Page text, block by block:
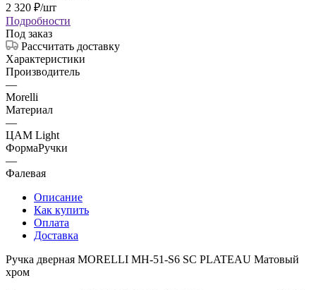
2 320 ₽/шт
Подробности
Под заказ
Рассчитать доставку
Характеристики
Производитель
—
Morelli
Материал
—
ЦАМ Light
ФормаРучки
—
Фалевая
Описание
Как купить
Оплата
Доставка
Ручка дверная MORELLI MH-51-S6 SC PLATEAU Матовый
хром